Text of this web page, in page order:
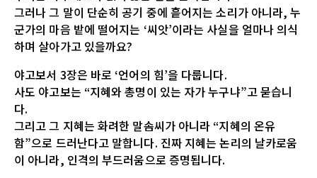
그러나 그 말이 단순히 공기 중에 흩어지는 소리가 아니라, 누
군가의 마음 밭에 떨어지는 ‘씨앗’이라는 사실을 얼마나 의식
하며 살아가고 있을까요?
야고보서 3장은 바로 ‘언어의 힘’을 다룹니다.
사도 야고보는 “지혜와 총명이 있는 자가 누구냐”고 묻습니
다.
그리고 그 지혜는 화려한 말솜씨가 아니라 “지혜의 온유
함”으로 드러난다고 말합니다. 진짜 지혜는 논리의 날카로움
이 아니라, 인격의 부드러움으로 증명됩니다.